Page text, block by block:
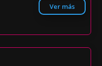
Ver más